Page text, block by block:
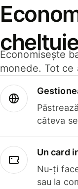
Economisește
monede. Tot
câteva
Un card
Nu-ți
sau la